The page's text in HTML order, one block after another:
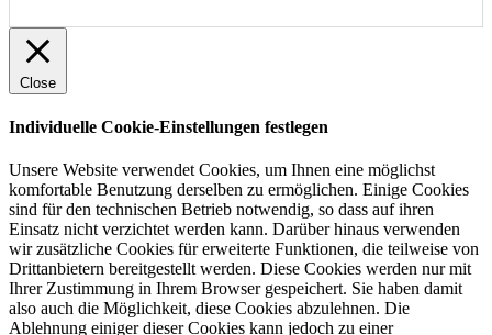
Close
Individuelle Cookie-Einstellungen festlegen
Unsere Website verwendet Cookies, um Ihnen eine möglichst
komfortable Benutzung derselben zu ermöglichen. Einige Cookies
sind für den technischen Betrieb notwendig, so dass auf ihren
Einsatz nicht verzichtet werden kann. Darüber hinaus verwenden
wir zusätzliche Cookies für erweiterte Funktionen, die teilweise von
Drittanbietern bereitgestellt werden. Diese Cookies werden nur mit
Ihrer Zustimmung in Ihrem Browser gespeichert. Sie haben damit
also auch die Möglichkeit, diese Cookies abzulehnen. Die
Ablehnung einiger dieser Cookies kann jedoch zu einer